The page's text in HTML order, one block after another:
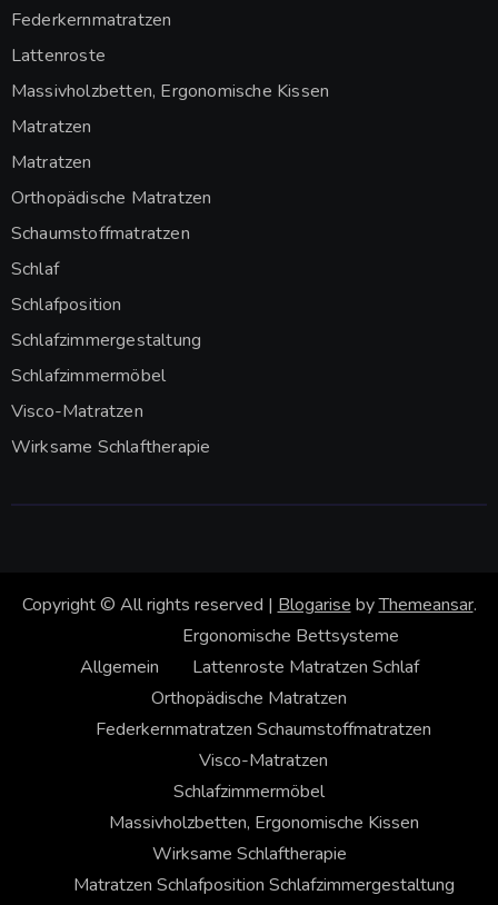
Federkernmatratzen
Lattenroste
Massivholzbetten, Ergonomische Kissen
Matratzen
Matratzen
Orthopädische Matratzen
Schaumstoffmatratzen
Schlaf
Schlafposition
Schlafzimmergestaltung
Schlafzimmermöbel
Visco-Matratzen
Wirksame Schlaftherapie
Copyright © All rights reserved | Blogarise byThemeansar.
Allgemein
Ergonomische Bettsysteme
Lattenroste Matratzen Schlaf
Orthopädische Matratzen
Federkernmatratzen Schaumstoffmatratzen
Visco-Matratzen
Schlafzimmermöbel
Massivholzbetten, Ergonomische Kissen
Wirksame Schlaftherapie
Matratzen Schlafposition Schlafzimmergestaltung